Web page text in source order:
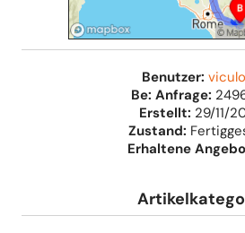
Benutzer:
Be: Anfrage:
Erstellt: 29/11/
Zustand:
Erhaltene